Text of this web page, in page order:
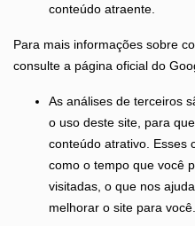
conteúdo atraente.
Para mais informações sobre
consulte a página oficial do
As análises de terceiros
o uso deste site, para
conteúdo atrativo. Esses
como o tempo que você
visitadas, o que nos
melhorar o site para você.